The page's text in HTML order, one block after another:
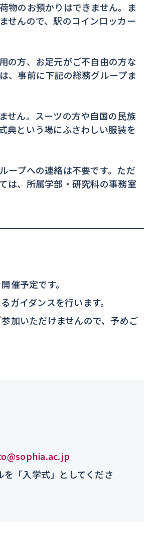
物のお預かりはできません。ま
せんので、駅のコインロッカー
の方、お足元がご不自由の方な
、事前に下記の総務グループま
せん。スーツの方や自国の民族
典という場にふさわしい服装を
ープへの連絡は不要です。ただ
は、所属学部・研究科の事務室
催予定です。
ガイダンスを行います。
加いただけませんので、予めご
「入学式」としてくださ